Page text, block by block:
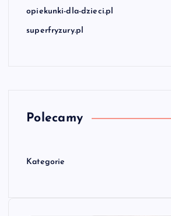
opiekunki-dla-dzieci.pl
superfryzury.pl
Polecamy
Kategorie